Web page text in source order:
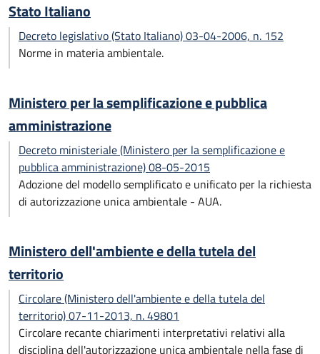
Stato Italiano
Decreto legislativo (Stato Italiano) 03-04-2006, n. 152
Norme in materia ambientale.
Ministero per la semplificazione e pubblica
amministrazione
Decreto ministeriale (Ministero per la semplificazione e
pubblica amministrazione) 08-05-2015
Adozione del modello semplificato e unificato per la richiesta
di autorizzazione unica ambientale - AUA.
Ministero dell'ambiente e della tutela del
territorio
Circolare (Ministero dell'ambiente e della tutela del
territorio) 07-11-2013, n. 49801
Circolare recante chiarimenti interpretativi relativi alla
disciplina dell'autorizzazione unica ambientale nella fase di